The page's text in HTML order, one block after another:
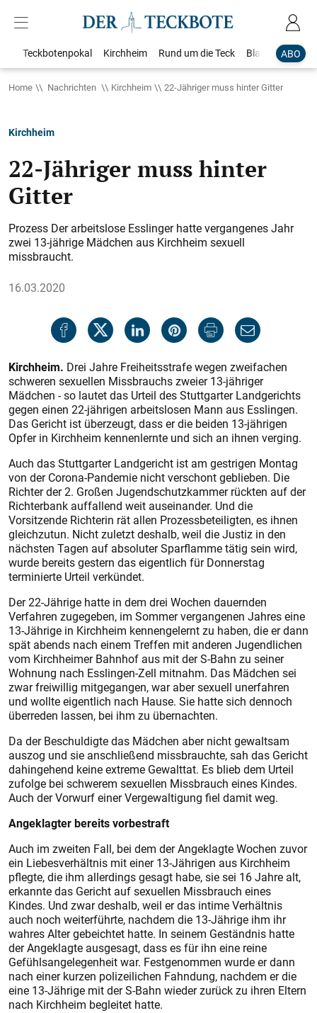
ABO
Teckbotenpokal Kirchheim Rund um die Teck Blaulicht
Home Nachrichten Kirchheim 22-Jähriger muss hinter Gitter
Kirchheim
22-Jähriger muss hinter
Gitter
Prozess Der arbeitslose Esslinger hatte vergangenes Jahr
zwei 13-jährige Mädchen aus Kirchheim sexuell
missbraucht.
16.03.2020
Kirchheim. Drei Jahre Freiheitsstrafe wegen zweifachen
schweren sexuellen Missbrauchs zweier 13-jähriger
Mädchen - so lautet das Urteil des Stuttgarter Landgerichts
gegen einen 22-jährigen arbeitslosen Mann aus Esslingen.
Das Gericht ist überzeugt, dass er die beiden 13-jährigen
Opfer in Kirchheim kennenlernte und sich an ihnen verging.
Auch das Stuttgarter Landgericht ist am gestrigen Montag
von der Corona-Pandemie nicht verschont geblieben. Die
Richter der 2. Großen Jugendschutzkammer rückten auf der
Richterbank auffallend weit auseinander. Und die
Vorsitzende Richterin rät allen Prozessbeteiligten, es ihnen
gleichzutun. Nicht zuletzt deshalb, weil die Justiz in den
nächsten Tagen auf absoluter Sparflamme tätig sein wird,
wurde bereits gestern das eigentlich für Donnerstag
terminierte Urteil verkündet.
Der 22-Jährige hatte in dem drei Wochen dauernden
Verfahren zugegeben, im Sommer vergangenen Jahres eine
13-Jährige in Kirchheim kennengelernt zu haben, die er dann
spät abends nach einem Treffen mit anderen Jugendlichen
vom Kirchheimer Bahnhof aus mit der S-Bahn zu seiner
Wohnung nach Esslingen-Zell mitnahm. Das Mädchen sei
zwar freiwillig mitgegangen, war aber sexuell unerfahren
und wollte eigentlich nach Hause. Sie hatte sich dennoch
überreden lassen, bei ihm zu übernachten.
Da der Beschuldigte das Mädchen aber nicht gewaltsam
auszog und sie anschließend missbrauchte, sah das Gericht
dahingehend keine extreme Gewalttat. Es blieb dem Urteil
zufolge bei schwerem sexuellen Missbrauch eines Kindes.
Auch der Vorwurf einer Vergewaltigung fiel damit weg.
Angeklagter bereits vorbestraft
Auch im zweiten Fall, bei dem der Angeklagte Wochen zuvor
ein Liebesverhältnis mit einer 13-Jährigen aus Kirchheim
pflegte, die ihm allerdings gesagt habe, sie sei 16 Jahre alt,
erkannte das Gericht auf sexuellen Missbrauch eines
Kindes. Und zwar deshalb, weil er das intime Verhältnis
auch noch weiterführte, nachdem die 13-Jährige ihm ihr
wahres Alter gebeichtet hatte. In seinem Geständnis hatte
der Angeklagte ausgesagt, dass es für ihn eine reine
Gefühls­angelegenheit war. Festgenommen wurde er dann
nach einer kurzen polizeilichen Fahndung, nachdem er die
eine 13-Jährige mit der S-Bahn wieder zurück zu ihren Eltern
nach Kirchheim begleitet hatte.